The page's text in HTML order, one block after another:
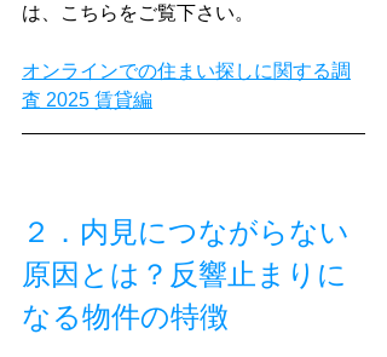
は、こちらをご覧下さい。
オンラインでの住まい探しに関する調
査 2025 賃貸編
２．内見につながらない
原因とは？反響止まりに
なる物件の特徴